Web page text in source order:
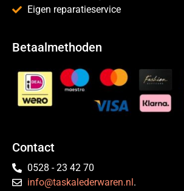
Eigen reparatieservice
Betaalmethoden
Contact
0528 - 23 42 70
info@taskalederwaren.nl.